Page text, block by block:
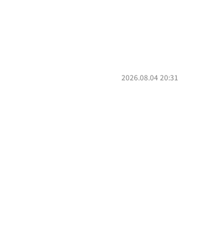
2026.08.04 20:31